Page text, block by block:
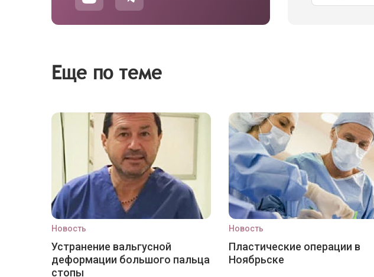
Еще по теме
Новость
Устранение вальгусной
деформации большого пальца
стопы
Новость
Пластические операции в
Ноябрьске